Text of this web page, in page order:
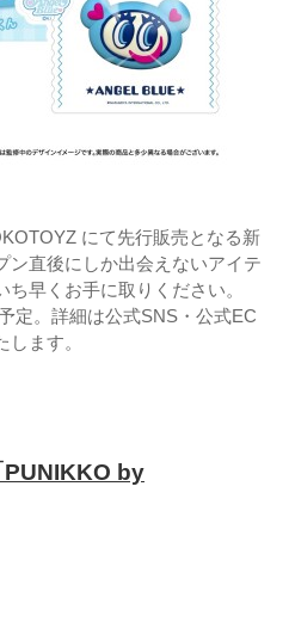
にて先行販売となる新
ン直後にしか出会えないアイテ
早くお手に取りください。
定。詳細は公式SNS・公式EC
ます。
PUNIKKO by